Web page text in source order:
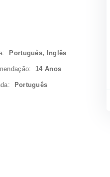
Português, Inglês
14 Anos
Português